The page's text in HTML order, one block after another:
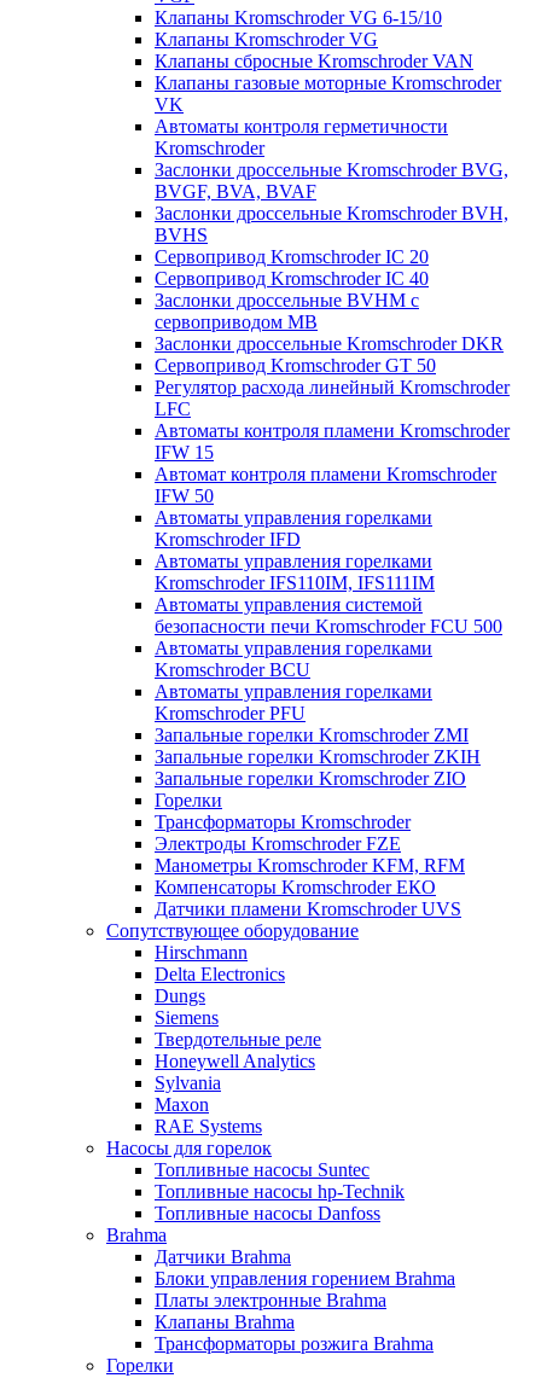
Клапаны Kromschroder VG 6-15/10
Клапаны Kromschroder VG
Клапаны сбросные Kromschroder VAN
Клапаны газовые моторные Kromschroder
VK
Автоматы контроля герметичности
Kromschroder
Заслонки дроссельные Kromschroder BVG,
BVGF, BVA, BVAF
Заслонки дроссельные Kromschroder BVH,
BVHS
Сервопривод Kromschroder IC 20
Сервопривод Kromschroder IC 40
Заслонки дроссельные BVHM с
сервоприводом МВ
Заслонки дроссельные Kromschroder DKR
Cервопривод Kromschroder GT 50
Регулятор расхода линейный Kromschroder
LFC
Автоматы контроля пламени Kromschroder
IFW 15
Автомат контроля пламени Kromschroder
IFW 50
Автоматы управления горелками
Kromschroder IFD
Автоматы управления горелками
Kromschroder IFS110IM, IFS111IM
Автоматы управления системой
безопасности печи Kromschroder FCU 500
Автоматы управления горелками
Kromschroder BCU
Автоматы управления горелками
Kromschroder PFU
Запальные горелки Kromschroder ZМI
Запальные горелки Kromschroder ZKIH
Запальные горелки Kromschroder ZIO
Горелки
Трансформаторы Kromschroder
Электроды Kromschroder FZE
Манометры Kromschroder KFM, RFM
Компенсаторы Kromschroder ЕКО
Датчики пламени Kromschroder UVS
Сопутствующее оборудование
Hirschmann
Delta Electronics
Dungs
Siemens
Твердотельные реле
Honeywell Analytics
Sylvania
Maxon
RAE Systems
Насосы для горелок
Топливные насосы Suntec
Топливные насосы hp-Technik
Топливные насосы Danfoss
Brahma
Датчики Brahma
Блоки управления горением Brahma
Платы электронные Brahma
Клапаны Brahma
Трансформаторы розжига Brahma
Горелки